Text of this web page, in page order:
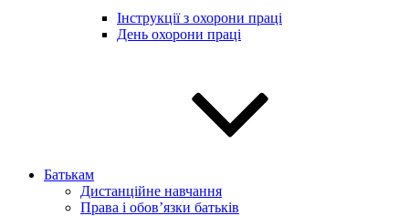
Інструкції з охорони праці
День охорони праці
Батькам
Дистанційне навчання
Права і обов’язки батьків